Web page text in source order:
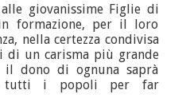
giovanissime Figlie di
formazione, per il loro
nella certezza condivisa
di un carisma più grande
dono di ognuna saprà
tutti i popoli per far